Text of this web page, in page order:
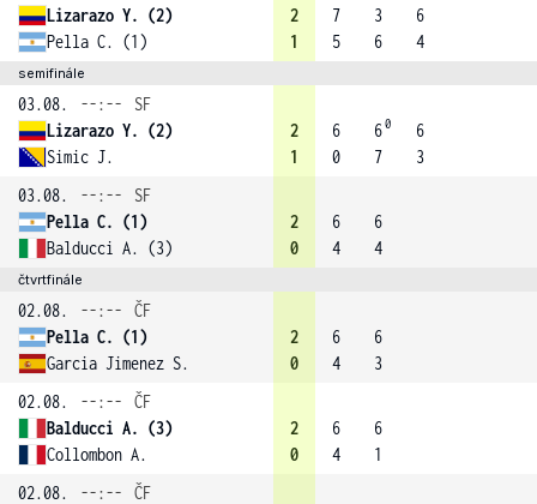
Lizarazo Y. (2)
Pella C. (1)
2
1
7
5
3
6
6
4
semifinále
03.08. --:--
SF
Lizarazo Y. (2)
Simic J.
2
1
6
0
60
7
6
3
03.08.
--:--
SF
Pella C. (1)
Balducci A. (3)
2
0
6
4
6
4
čtvrtfinále
02.08. --:--
ČF
Pella C. (1)
Garcia Jimenez S.
2
0
6
4
6
3
02.08.
--:--
ČF
Balducci A. (3)
Collombon A.
2
0
6
4
6
1
02.08.
--:--
ČF